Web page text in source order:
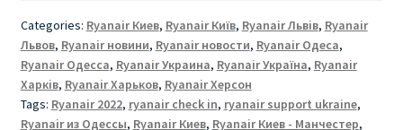
Categories: Ryanair Киев, Ryanair Київ, Ryanair Львів, Ryanair
Львов, Ryanair новини, Ryanair новости, Ryanair Одеса,
Ryanair Одесса, Ryanair Украина, Ryanair Україна, Ryanair
Харкiв, Ryanair Харьков, Ryanair Херсон
Tags: Ryanair 2022, ryanair check in, ryanair support ukraine,
Ryanair из Одессы, Ryanair Киев, Ryanair Киев - Манчестер,